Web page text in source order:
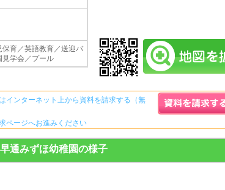
育／英語教育／送迎バ
見学会／プール
インターネット上から資料を請求する（無
ページへお進みください
通みずほ幼稚園の様子